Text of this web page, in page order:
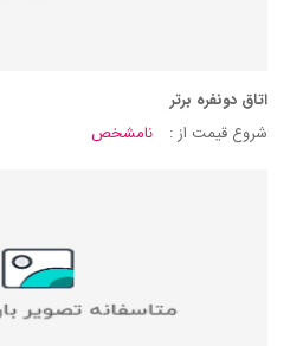
اتاق دونفره برتر
شروع قیمت از :
نامشخص